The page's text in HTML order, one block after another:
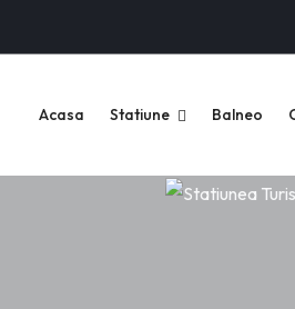
Acasa Statiune Balneo